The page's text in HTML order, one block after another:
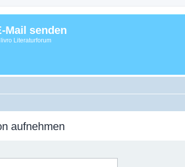
Mail senden
Literaturforum
aufnehmen